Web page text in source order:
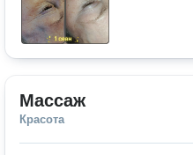
Массаж
Красота